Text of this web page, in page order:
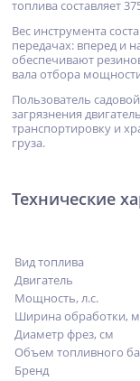
топлива составляет
Вес инструмента
передачах: вперед и
обеспечивают
вала отбора
Пользователь
загрязнения
транспортировку и
груза.
Технические
Вид топлива
Двигатель
Мощность, л.с.
Ширина обработки,
Диаметр фрез, см
Объем топливного
Бренд